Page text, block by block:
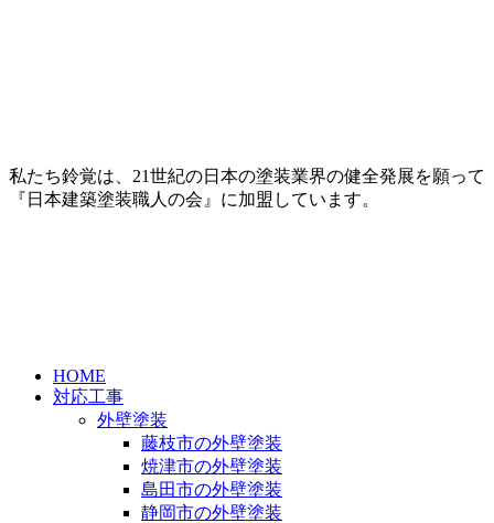
私たち鈴覚は、21世紀の日本の塗装業界の健全発展を願って
『日本建築塗装職人の会』に加盟しています。
HOME
対応工事
外壁塗装
藤枝市の外壁塗装
焼津市の外壁塗装
島田市の外壁塗装
静岡市の外壁塗装